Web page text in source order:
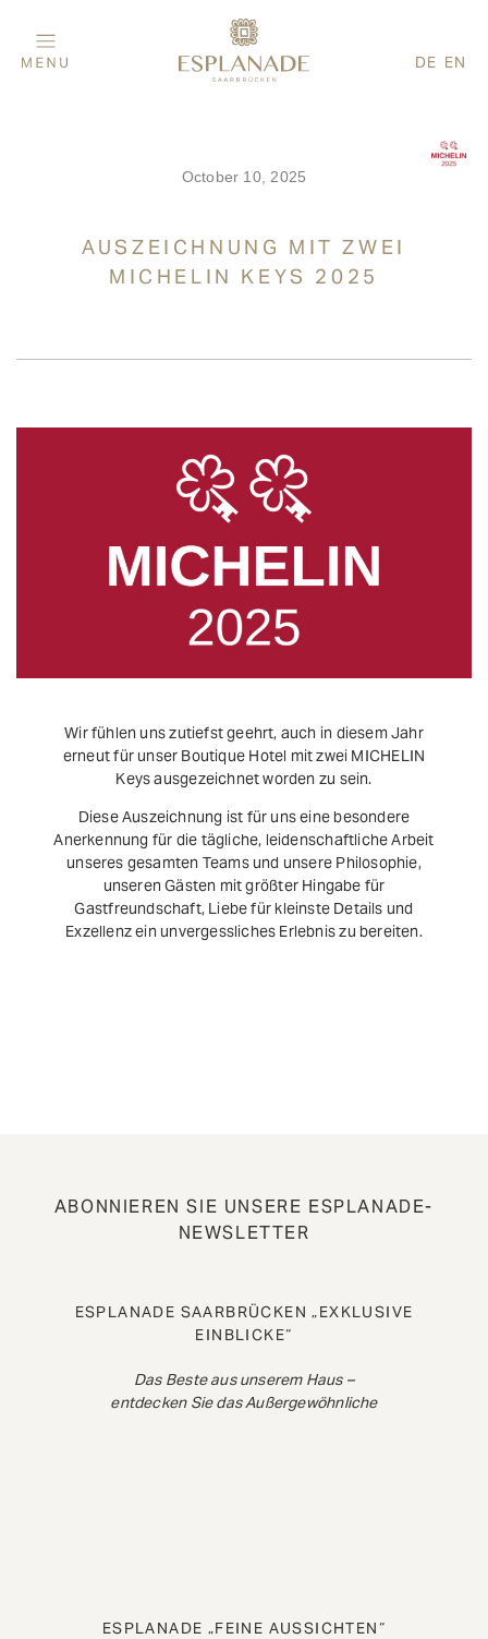
DE EN
October 10, 2025
AUSZEICHNUNG MIT ZWEI
MICHELIN KEYS 2025
Wir fühlen uns zutiefst geehrt, auch in diesem Jahr
erneut für unser Boutique Hotel mit zwei MICHELIN
Keys ausgezeichnet worden zu sein.
Diese Auszeichnung ist für uns eine besondere
Anerkennung für die tägliche, leidenschaftliche Arbeit
unseres gesamten Teams und unsere Philosophie,
unseren Gästen mit größter Hingabe für
Gastfreundschaft, Liebe für kleinste Details und
Exzellenz ein unvergessliches Erlebnis zu bereiten.
ABONNIEREN SIE UNSERE ESPLANADE-
NEWSLETTER
ESPLANADE SAARBRÜCKEN „EXKLUSIVE
EINBLICKE“
Das Beste aus unserem Haus –
entdecken Sie das Außergewöhnliche
ESPLANADE „FEINE AUSSICHTEN“